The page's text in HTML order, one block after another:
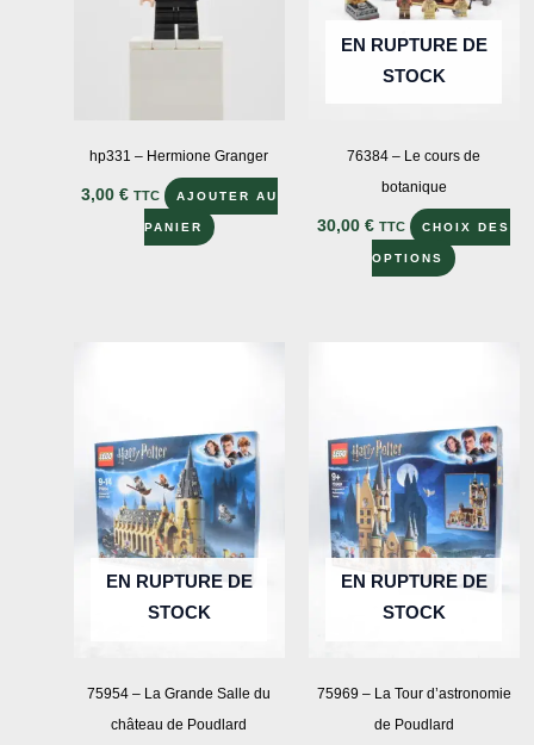
hp331 – Hermione Granger
3,00 € TTC AJOUTER AU
PANIER
EN RUPTURE DE
STOCK
76384 – Le cours de
botanique
30,00€ TTC CHOIX DES
OPTIONS
Ce
options
peuvent
être
choisies
produit
EN RUPTURE DE
STOCK
75954 – La Grande Salle du
château de Poudlard
EN RUPTURE DE
STOCK
75969 – La Tour d’astronomie
de Poudlard